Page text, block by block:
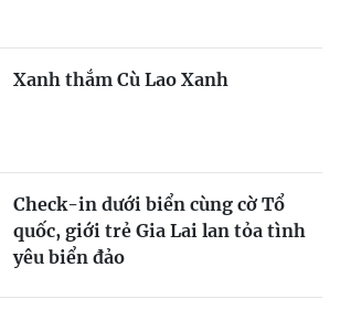
Xanh thắm Cù Lao Xanh
Check-in dưới biển cùng cờ Tổ
quốc, giới trẻ Gia Lai lan tỏa tình
yêu biển đảo